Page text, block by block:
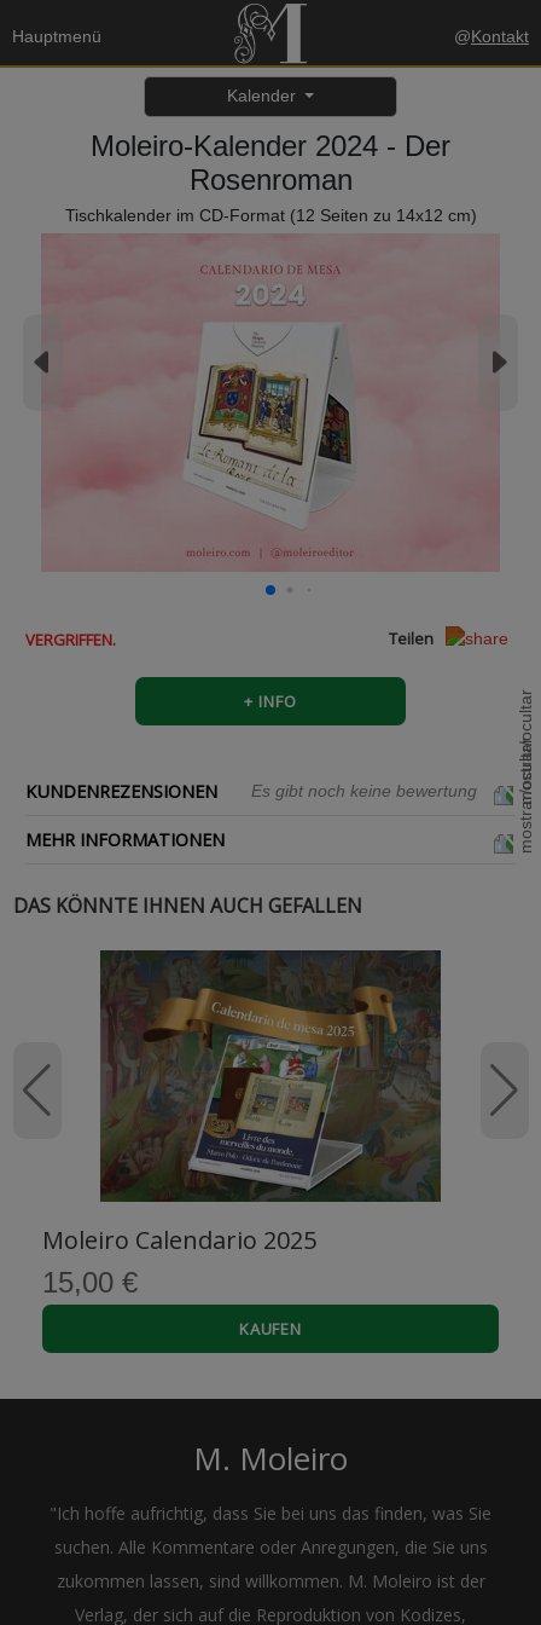
Hauptmenü @Kontakt
Kalender
Moleiro-Kalender 2024 - Der
Rosenroman
Tischkalender im CD-Format (12 Seiten zu 14x12 cm)
VERGRIFFEN. Teilen
+ INFO
KUNDENREZENSIONEN Es gibt noch keine bewertung
MEHR INFORMATIONEN
DAS KÖNNTE IHNEN AUCH GEFALLEN
Moleiro Calendario 2025
15,00 €
KAUFEN
M. Moleiro
"Ich hoffe aufrichtig, dass Sie bei uns das finden, was Sie
suchen. Alle Kommentare oder Anregungen, die Sie uns
zukommen lassen, sind willkommen. M. Moleiro ist der
Verlag, der sich auf die Reproduktion von Kodizes,